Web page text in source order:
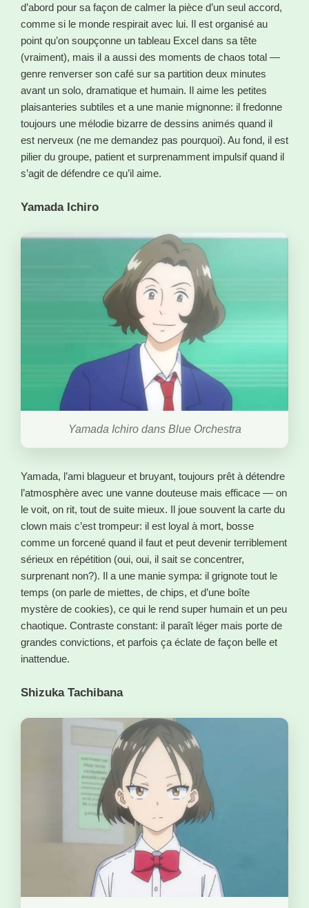
d’abord pour sa façon de calmer la pièce d’un seul accord,
comme si le monde respirait avec lui. Il est organisé au
point qu’on soupçonne un tableau Excel dans sa tête
(vraiment), mais il a aussi des moments de chaos total —
genre renverser son café sur sa partition deux minutes
avant un solo, dramatique et humain. Il aime les petites
plaisanteries subtiles et a une manie mignonne: il fredonne
toujours une mélodie bizarre de dessins animés quand il
est nerveux (ne me demandez pas pourquoi). Au fond, il est
pilier du groupe, patient et surprenamment impulsif quand il
s’agit de défendre ce qu’il aime.
Yamada Ichiro
Yamada Ichiro dans Blue Orchestra
Yamada, l’ami blagueur et bruyant, toujours prêt à détendre
l’atmosphère avec une vanne douteuse mais efficace — on
le voit, on rit, tout de suite mieux. Il joue souvent la carte du
clown mais c’est trompeur: il est loyal à mort, bosse
comme un forcené quand il faut et peut devenir terriblement
sérieux en répétition (oui, oui, il sait se concentrer,
surprenant non?). Il a une manie sympa: il grignote tout le
temps (on parle de miettes, de chips, et d’une boîte
mystère de cookies), ce qui le rend super humain et un peu
chaotique. Contraste constant: il paraît léger mais porte de
grandes convictions, et parfois ça éclate de façon belle et
inattendue.
Shizuka Tachibana